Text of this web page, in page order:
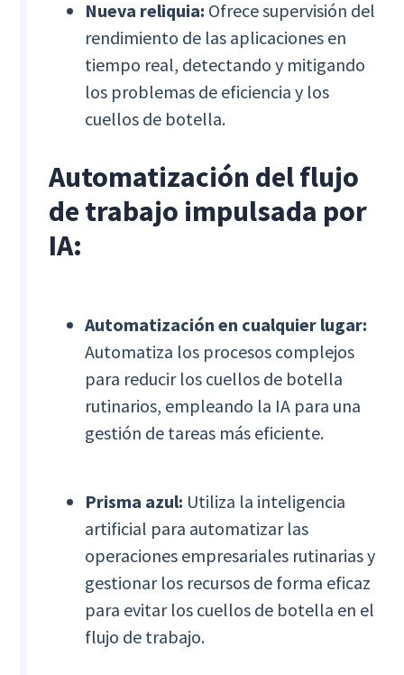
Nueva reliquia: Ofrece supervisión del
rendimiento de las aplicaciones en
tiempo real, detectando y mitigando
los problemas de eficiencia y los
cuellos de botella.
Automatización del flujo
de trabajo impulsada por
IA:
Automatización en cualquier lugar:
Automatiza los procesos complejos
para reducir los cuellos de botella
rutinarios, empleando la IA para una
gestión de tareas más eficiente.
Prisma azul: Utiliza la inteligencia
artificial para automatizar las
operaciones empresariales rutinarias y
gestionar los recursos de forma eficaz
para evitar los cuellos de botella en el
flujo de trabajo.